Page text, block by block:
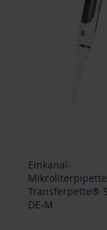
Pipetten-Sets
Transferpette® S,
Variabel, DE-M